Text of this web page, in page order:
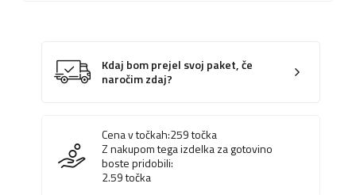
Kdaj bom prejel svoj paket, če
naročim zdaj?
Cena v točkah:259točka
Z nakupom tega izdelka za gotovino
boste pridobili:
2.59točka